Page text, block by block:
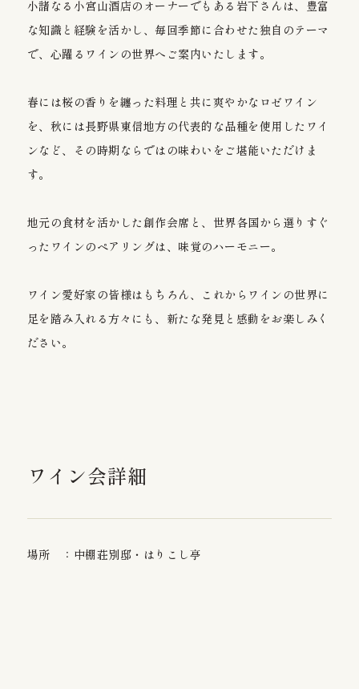
小諸なる小宮山酒店のオーナーでもある岩下さんは、豊富
な知識と経験を活かし、毎回季節に合わせた独自のテーマ
で、心躍るワインの世界へご案内いたします。
春には桜の香りを纏った料理と共に爽やかなロゼワイン
を 、秋には長野県東信地方の代表的な品種を使用したワイ
ンなど、その時期ならではの味わいをご堪能いただけま
す。
地元の食材を活かした創作会席と、世界各国から選りすぐ
ったワインのペアリングは、味覚のハーモニー。
ワイン愛好家の皆様はもちろん、これからワインの世界に
足を踏み入れる方々にも、新たな発見と感動をお楽しみく
ださい。
ワイン会詳細
場所 ：中棚荘別邸・はりこし亭